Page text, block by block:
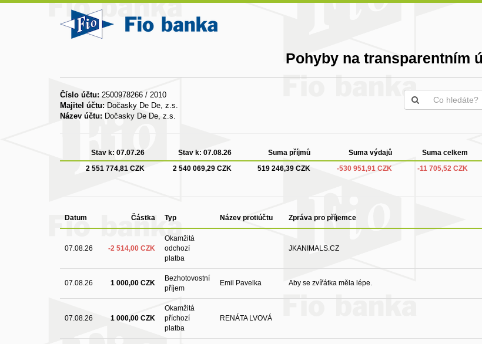
Pohyby na transparentním
Číslo účtu: 2500978266 / 2010
Majitel účtu: Dočasky De De, z.s.
Název účtu: Dočasky De De, z.s.
Stav k: 07.07.26 Stav k: 07.08.26 Suma příjmů Suma výdajů Suma celkem
2 551 774,81 CZK
2 540 069,29 CZK 519 246,39 CZK -530 951,91 CZK -11 705,52 CZK
Datum Částka Typ Název protiúčtu Zpráva pro příjemce
07.08.26 -2 514,00 CZK
Okamžitá
odchozí
platba
JKANIMALS.CZ
07.08.26 1 000,00 CZK
Bezhotovostní
příjem
Emil Pavelka Aby se zvířátka měla lépe.
07.08.26 1 000,00 CZK
Okamžitá
příchozí
platba
RENÁTA LVOVÁ